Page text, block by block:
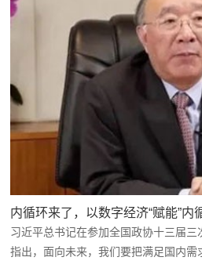
内循环来了，以数字经济“赋能”内
习近平总书记在参加全国政协十三届
指出，面向未来，我们要把满足国内需